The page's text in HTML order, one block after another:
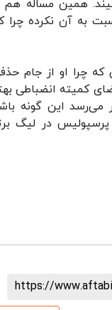
همین مساله هم با
به آن نکرده چرا که
چرا او از جام حذفی
کمیته انضباطی بهتر
این گونه باشد
اراک محروم نیست و در ۶ بازی اول پرسپولیس در لیگ برتر
https://